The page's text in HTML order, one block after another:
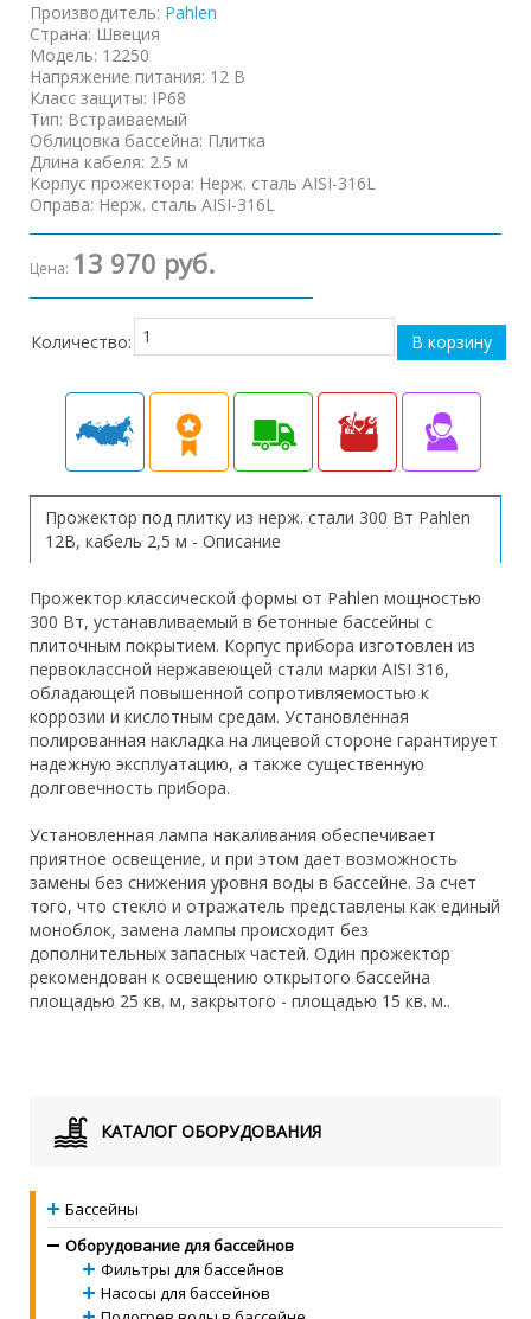
Производитель: Pahlen
Страна: Швеция
Модель: 12250
Напряжение питания: 12 В
Класс защиты: IP68
Тип: Встраиваемый
Облицовка бассейна: Плитка
Длина кабеля: 2.5 м
Корпус прожектора: Нерж. сталь AISI-316L
Оправа: Нерж. сталь AISI-316L
Цена: 13 970 руб.
Количество:
Прожектор под плитку из нерж. стали 300 Вт Pahlen
12В, кабель 2,5 м - Описание
Прожектор классической формы от Pahlen мощностью
300 Вт, устанавливаемый в бетонные бассейны с
плиточным покрытием. Корпус прибора изготовлен из
первоклассной нержавеющей стали марки AISI 316,
обладающей повышенной сопротивляемостью к
коррозии и кислотным средам. Установленная
полированная накладка на лицевой стороне гарантирует
надежную эксплуатацию, а также существенную
долговечность прибора.
Установленная лампа накаливания обеспечивает
приятное освещение, и при этом дает возможность
замены без снижения уровня воды в бассейне. За счет
того, что стекло и отражатель представлены как единый
моноблок, замена лампы происходит без
дополнительных запасных частей. Один прожектор
рекомендован к освещению открытого бассейна
площадью 25 кв. м, закрытого - площадью 15 кв. м..
КАТАЛОГ ОБОРУДОВАНИЯ
Бассейны
Оборудование для бассейнов
Фильтры для бассейнов
Насосы для бассейнов